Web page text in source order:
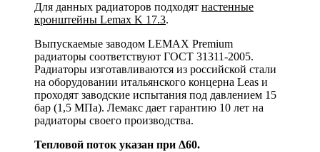
Для данных радиаторов подходят настенные
кронштейны Lemax K 17.3.
Выпускаемые заводом LEMAX Premium
радиаторы соответствуют ГОСТ 31311-2005.
Радиаторы изготавливаются из российской стали
на оборудовании итальянского концерна Leas и
проходят заводские испытания под давлением 15
бар (1,5 МПа). Лемакс дает гарантию 10 лет на
радиаторы своего производства.
Тепловой поток указан при Δ60.